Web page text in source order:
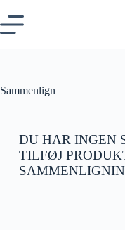
Sammenlign
DU HAR INGEN
TILFØJ